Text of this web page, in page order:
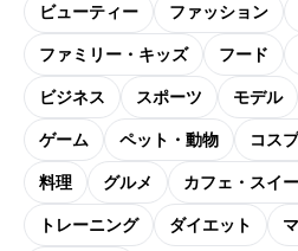
ビューティー ファッション
ファミリー・キッズ フード
ビジネス スポーツ モデル
ゲーム ペット・動物 コス
料理 グルメ カフェ・スイ
トレーニング ダイエット